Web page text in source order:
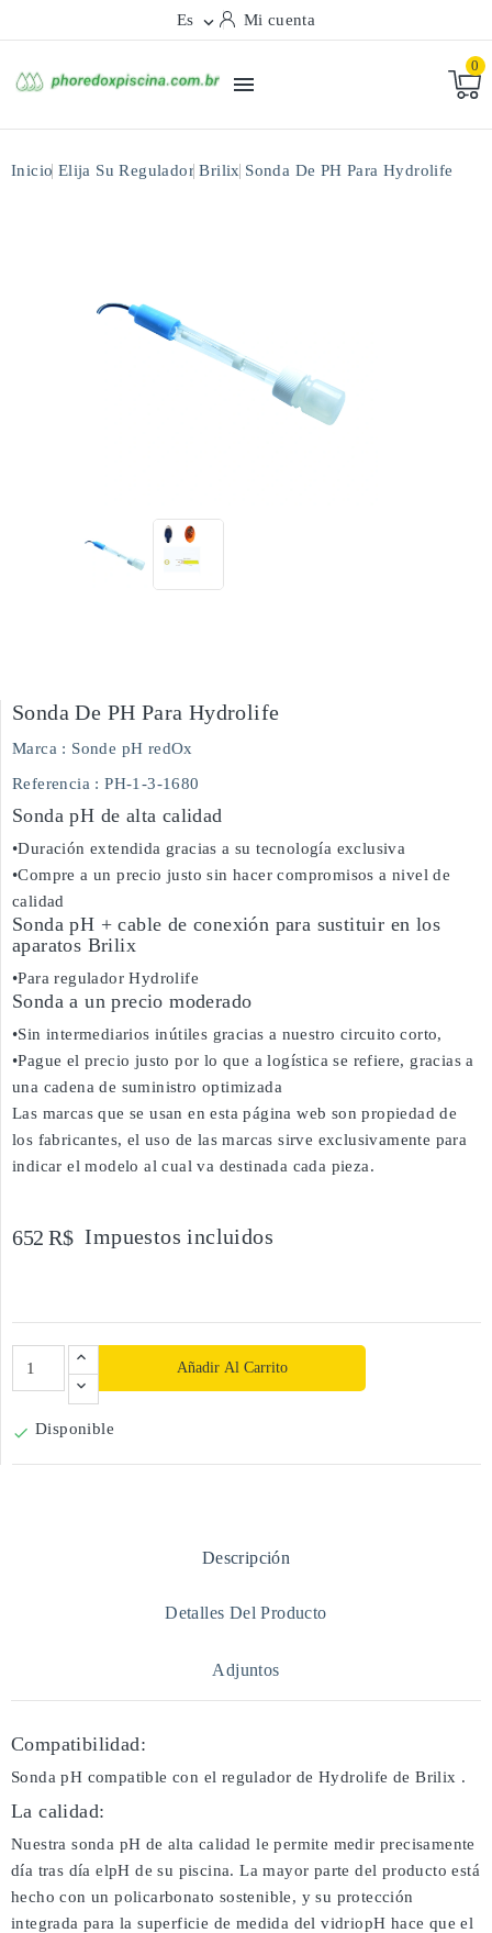
Es  Mi cuenta

0
Inicio Elija Su Regulador Brilix Sonda De PH Para Hydrolife
Sonda De PH Para Hydrolife
Marca : Sonde pH redOx
Referencia : PH-1-3-1680
Sonda pH de alta calidad
•Duración extendida gracias a su tecnología exclusiva
•Compre a un precio justo sin hacer compromisos a nivel de
calidad
Sonda pH + cable de conexión para sustituir en los
aparatos Brilix
•Para regulador Hydrolife
Sonda a un precio moderado
•Sin intermediarios inútiles gracias a nuestro circuito corto,
•Pague el precio justo por lo que a logística se refiere, gracias a
una cadena de suministro optimizada
Las marcas que se usan en esta página web son propiedad de
los fabricantes, el uso de las marcas sirve exclusivamente para
indicar el modelo al cual va destinada cada pieza.
652 R$ Impuestos incluidos
Añadir Al Carrito
 Disponible
Descripción
Detalles Del Producto
Adjuntos
Compatibilidad:
Sonda pH compatible con el regulador de Hydrolife de Brilix .
La calidad:
Nuestra sonda pH de alta calidad le permite medir precisamente
día tras día elpH de su piscina. La mayor parte del producto está
hecho con un policarbonato sostenible, y su protección
integrada para la superficie de medida del vidriopH hace que el